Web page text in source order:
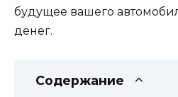
будущее вашего
денег.
Содержание